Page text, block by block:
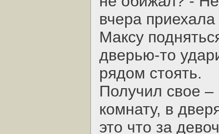
вчера
Максу
дверью-то
рядом стоять.
Получил свое
комнату, в
это что за